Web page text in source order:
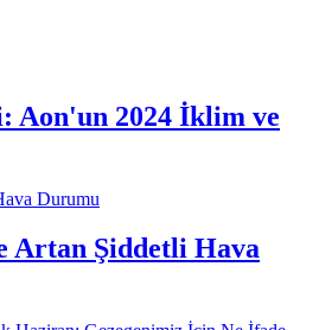
Aon'un 2024 İklim ve
Durumu
Artan Şiddetli Hava